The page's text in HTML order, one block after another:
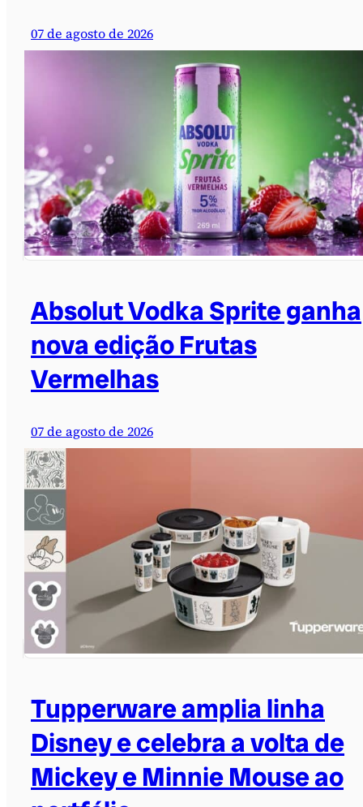
07 de agosto de 2026
Absolut Vodka Sprite ganha
nova edição Frutas
Vermelhas
07 de agosto de 2026
Tupperware amplia linha
Disney e celebra a volta de
Mickey e Minnie Mouse ao